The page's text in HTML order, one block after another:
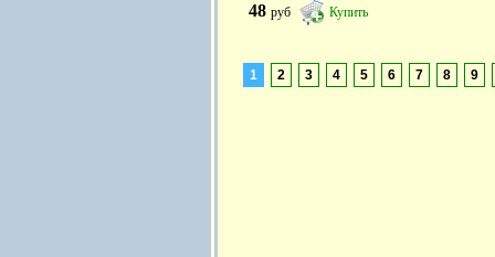
48 руб Купить
1 2 3 4 5 6 7 8 9